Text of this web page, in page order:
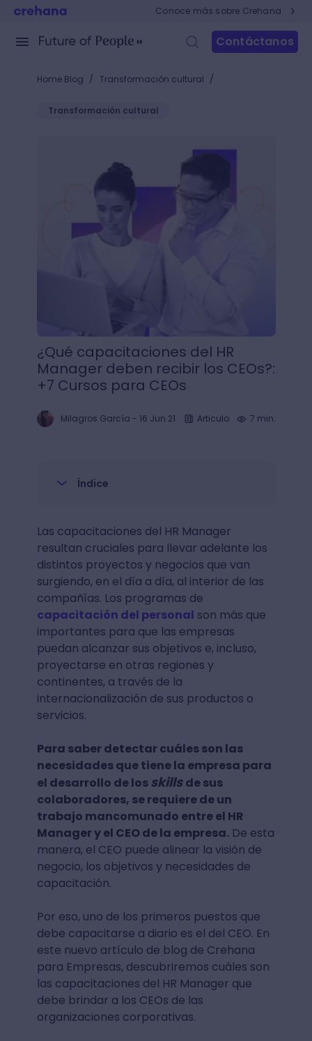
Conoce más sobre Crehana
Contáctanos
Home Blog / Transformación cultural /
Transformación cultural
¿Qué capacitaciones del HR
Manager deben recibir los CEOs?:
+7 Cursos para CEOs
Milagros García - 16 Jun 21 Articulo 7 min.
Índice
Las capacitaciones del HR Manager
resultan cruciales para llevar adelante los
distintos proyectos y negocios que van
surgiendo, en el día a día, al interior de las
compañías. Los programas de
capacitación del personal son más que
importantes para que las empresas
puedan alcanzar sus objetivos e, incluso,
proyectarse en otras regiones y
continentes, a través de la
internacionalización de sus productos o
servicios.
Para saber detectar cuáles son las
necesidades que tiene la empresa para
el desarrollo de losskillsde sus
colaboradores, se requiere de un
trabajo mancomunado entre el HR
Manager y el CEO de la empresa.De esta
manera, el CEO puede alinear la visión de
negocio, los objetivos y necesidades de
capacitación.
Por eso, uno de los primeros puestos que
debe capacitarse a diario es el del CEO. En
este nuevo artículo de blog de Crehana
para Empresas, descubriremos cuáles son
las capacitaciones del HR Manager que
debe brindar a los CEOs de las
organizaciones corporativas.